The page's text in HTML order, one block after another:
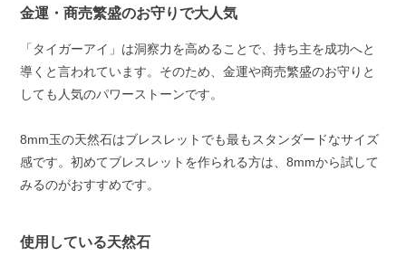
金運・商売繁盛のお守りで大人気
「タイガーアイ」は洞察力を高めることで、持ち主を成功へと
導くと言われています。そのため、金運や商売繁盛のお守りと
しても人気のパワーストーンです。
8mm玉の天然石はブレスレットでも最もスタンダードなサイズ
感です。初めてブレスレットを作られる方は、8mmから試して
みるのがおすすめです。
使用している天然石